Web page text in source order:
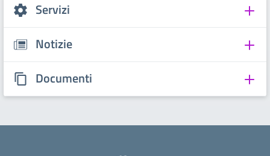
Servizi
Notizie
Documenti